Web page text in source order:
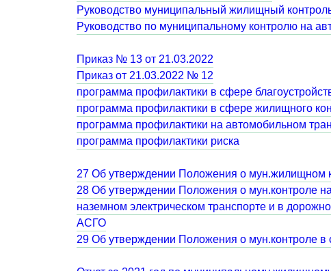
Руководство муниципальный жилищный
Руководство по муниципальному контролю на
Приказ № 13 от 21.03.2022
Приказ от 21.03.2022 № 12
программа профилактики в сфере
программа профилактики в сфере жилищного
программа профилактики на автомобильном
программа профилактики риска
27 Об утверждении Положения о мун.жилищном
28 Об утверждении Положения о мун.контроле
наземном электрическом транспорте и в
АСГО
29 Об утверждении Положения о мун.контроле